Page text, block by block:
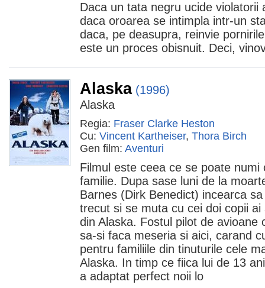
Daca un tata negru ucide violatorii
daca oroarea se intimpla intr-un
daca, pe deasupra, reinvie
este un proces obisnuit. Deci,
Alaska (1996)
Alaska
Regia: Fraser Clarke Heston
Cu: Vincent Kartheiser, Thora Birch
Gen film: Aventuri
Filmul este ceea ce se poate numi
familie. Dupa sase luni de la
Barnes (Dirk Benedict) incearca
trecut si se muta cu cei doi copii
din Alaska. Fostul pilot de avioane
sa-si faca meseria si aici, carand
pentru familiile din tinuturile cele
Alaska. In timp ce fiica lui de 13
a adaptat perfect noii lo